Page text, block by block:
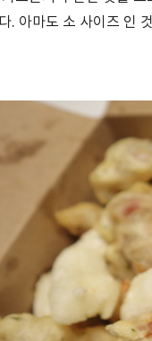
. 아마도 소 사이즈 인